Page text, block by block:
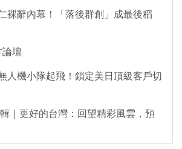
裸辭內幕！「落後群創」成最後稻
壇
人機小隊起飛！鎖定美日頂級客戶切
｜更好的台灣：回望精彩風雲，預